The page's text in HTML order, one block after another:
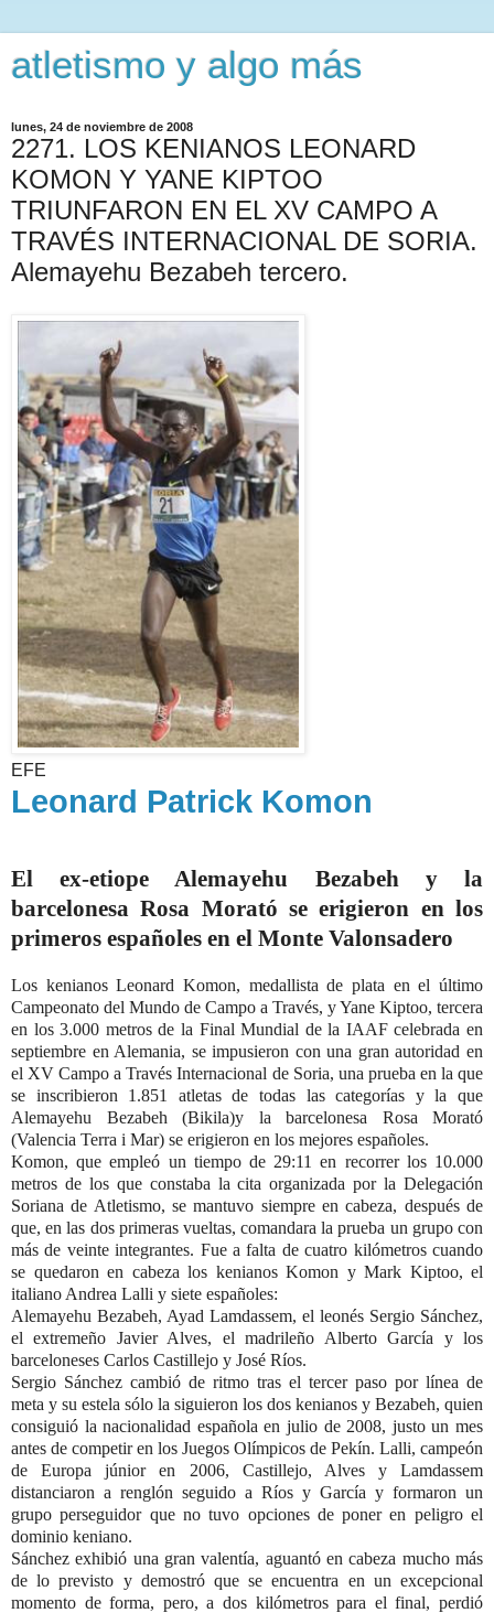
atletismo y algo más
lunes, 24 de noviembre de 2008
2271. LOS KENIANOS LEONARD
KOMON Y YANE KIPTOO
TRIUNFARON EN EL XV CAMPO A
TRAVÉS INTERNACIONAL DE SORIA.
Alemayehu Bezabeh tercero.
EFE
Leonard Patrick Komon
El ex-etiope Alemayehu Bezabeh y la
barcelonesa Rosa Morató se erigieron en los
primeros españoles en el Monte Valonsadero
Los kenianos Leonard Komon, medallista de plata en el último
Campeonato del Mundo de Campo a Través, y Yane Kiptoo, tercera
en los 3.000 metros de la Final Mundial de la IAAF celebrada en
septiembre en Alemania, se impusieron con una gran autoridad en
el XV Campo a Través Internacional de Soria, una prueba en la que
se inscribieron 1.851 atletas de todas las categorías y la que
Alemayehu Bezabeh (Bikila)y la barcelonesa Rosa Morató
(Valencia Terra i Mar) se erigieron en los mejores españoles.
Komon, que empleó un tiempo de 29:11 en recorrer los 10.000
metros de los que constaba la cita organizada por la Delegación
Soriana de Atletismo, se mantuvo siempre en cabeza, después de
que, en las dos primeras vueltas, comandara la prueba un grupo con
más de veinte integrantes. Fue a falta de cuatro kilómetros cuando
se quedaron en cabeza los kenianos Komon y Mark Kiptoo, el
italiano Andrea Lalli y siete españoles:
Alemayehu Bezabeh, Ayad Lamdassem, el leonés Sergio Sánchez,
el extremeño Javier Alves, el madrileño Alberto García y los
barceloneses Carlos Castillejo y José Ríos.
Sergio Sánchez cambió de ritmo tras el tercer paso por línea de
meta y su estela sólo la siguieron los dos kenianos y Bezabeh, quien
consiguió la nacionalidad española en julio de 2008, justo un mes
antes de competir en los Juegos Olímpicos de Pekín. Lalli, campeón
de Europa júnior en 2006, Castillejo, Alves y Lamdassem
distanciaron a renglón seguido a Ríos y García y formaron un
grupo perseguidor que no tuvo opciones de poner en peligro el
dominio keniano.
Sánchez exhibió una gran valentía, aguantó en cabeza mucho más
de lo previsto y demostró que se encuentra en un excepcional
momento de forma, pero, a dos kilómetros para el final, perdió